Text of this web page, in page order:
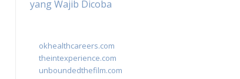
yang Wajib Dicoba
okhealthcareers.com
theintexperience.com
unboundedthefilm.com